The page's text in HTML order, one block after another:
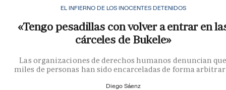
EL INFIERNO DE LOS INOCENTES DETENIDOS
«Tengo pesadillas con volver a entrar en
cárceles de Bukele»
Las organizaciones de derechos humanos denuncian
miles de personas han sido encarceladas de forma
Diego Sáenz